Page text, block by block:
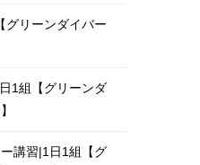
グリーンダイバー
1組【グリーンダ
講習|1日1組【グ